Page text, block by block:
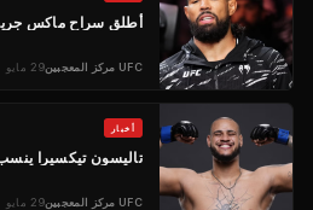
أطلق سراح ماكس
UFC مركز المعجبين29 مايو
أخبار
تاليسون تيكسيرا
UFC مركز المعجبين29 مايو